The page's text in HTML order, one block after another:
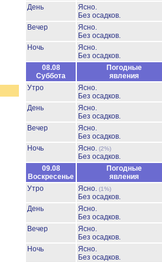
День
Ясно.
Без осадков.
Вечер
Ясно.
Без осадков.
Ночь
Ясно.
Без осадков.
08.08
Суббота
Погодные
явления
Утро
Ясно.
Без осадков.
День
Ясно.
Без осадков.
Вечер
Ясно.
Без осадков.
Ночь
Ясно. (2%)
Без осадков.
09.08
Воскресенье
Погодные
явления
Утро
Ясно. (1%)
Без осадков.
День
Ясно.
Без осадков.
Вечер
Ясно.
Без осадков.
Ночь
Ясно.
Без осадков.